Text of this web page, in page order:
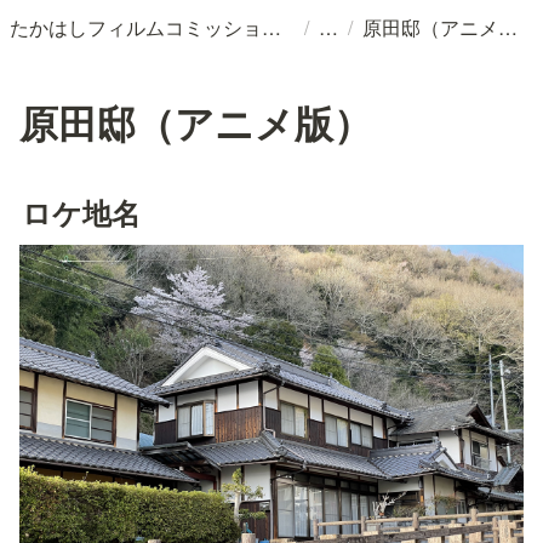
たかはしフィルムコミッションとは？ / / 原田邸（アニメ版）
原田邸（アニメ版）
ロケ地名